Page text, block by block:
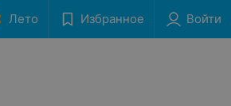
Лето Избранное Войти